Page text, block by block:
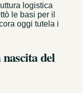
logistica
le basi per il
oggi tutela i
del